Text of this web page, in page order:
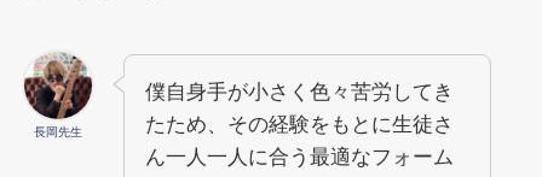
長岡先生
僕自身手が小さく色々苦労してき
たため、その経験をもとに生徒さ
ん一人一人に合う最適なフォーム